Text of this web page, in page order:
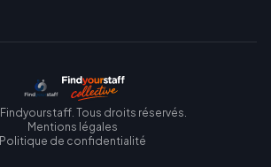
Findyourstaff. Tous droits réservés.
Mentions légales
Politique de confidentialité